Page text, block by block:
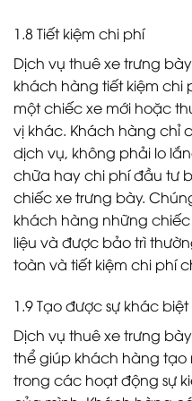
1.8 Tiết kiệm chi phí
Dịch vụ thuê xe trưng
khách hàng tiết kiệm chi
một chiếc xe mới hoặc
vị khác. Khách hàng chỉ
dịch vụ, không phải lo
chữa hay chi phí đầu tư
chiếc xe trưng bày.
khách hàng những chiếc
liệu và được bảo trì
toàn và tiết kiệm chi phí
1.9 Tạo được sự khác biệt
Dịch vụ thuê xe trưng
thể giúp khách hàng tạo
trong các hoạt động sự